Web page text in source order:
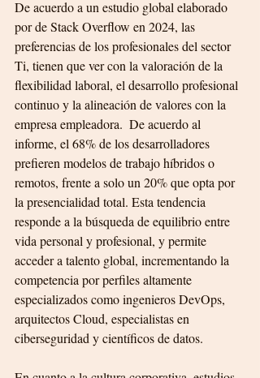
De acuerdo a un estudio global elaborado
por de Stack Overflow en 2024, las
preferencias de los profesionales del sector
Ti, tienen que ver con la valoración de la
flexibilidad laboral, el desarrollo profesional
continuo y la alineación de valores con la
empresa empleadora.  De acuerdo al
informe, el 68% de los desarrolladores
prefieren modelos de trabajo híbridos o
remotos, frente a solo un 20% que opta por
la presencialidad total. Esta tendencia
responde a la búsqueda de equilibrio entre
vida personal y profesional, y permite
acceder a talento global, incrementando la
competencia por perfiles altamente
especializados como ingenieros DevOps,
arquitectos Cloud, especialistas en
ciberseguridad y científicos de datos.